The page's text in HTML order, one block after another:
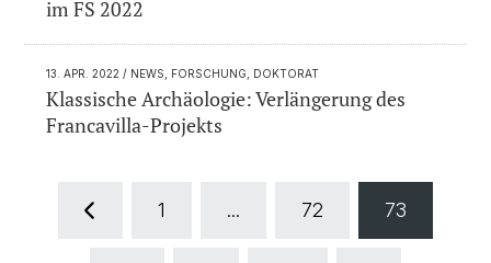
im FS 2022
13. APR. 2022 / NEWS, FORSCHUNG, DOKTORAT
Klassische Archäologie: Verlängerung des
Francavilla-Projekts
1 ... 72 73